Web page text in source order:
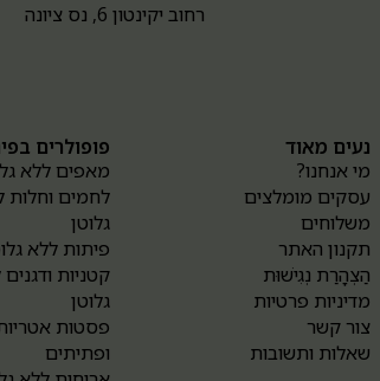
רחוב יקינטון 6, נס ציונה
נעים מאוד
מי אנחנו?
עסקים מומלצים
משלוחים
תקנון האתר
הַצְהָרַת נְגִישׁוּת
מדיניות פרטיות
צור קשר
שאלות ותשובות
פופולרים
מאפים ללא
לחמים וחלות
גלוטן
פיתות ללא
קטניות
גלוטן
פסטות
ופתיתים